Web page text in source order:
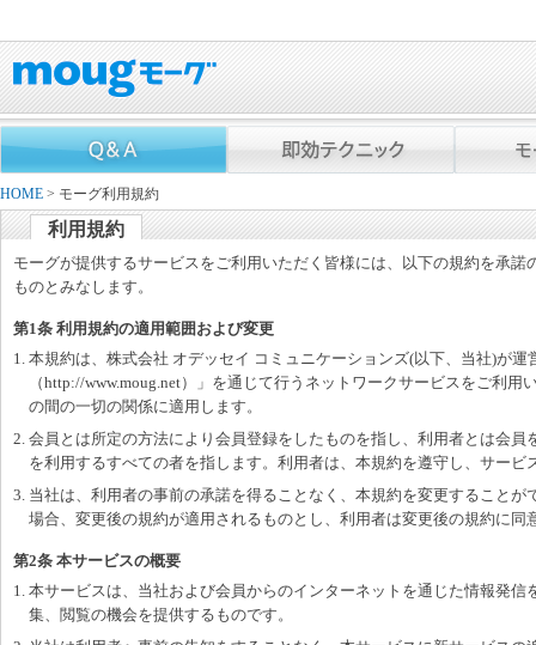
HOME > モーグ利用規約
利用規約
モーグが提供するサービスをご利用いただく皆様には、以下の規約を承諾
ものとみなします。
第1条 利用規約の適用範囲および変更
1. 本規約は、株式会社 オデッセイ コミュニケーションズ(以下、当社)が
（http://www.moug.net）」を通じて行うネットワークサービスをご利用
の間の一切の関係に適用します。
2. 会員とは所定の方法により会員登録をしたものを指し、利用者とは会員
を利用するすべての者を指します。利用者は、本規約を遵守し、サービ
3. 当社は、利用者の事前の承諾を得ることなく、本規約を変更することが
場合、変更後の規約が適用されるものとし、利用者は変更後の規約に同
第2条 本サービスの概要
1. 本サービスは、当社および会員からのインターネットを通じた情報発信
集、閲覧の機会を提供するものです。